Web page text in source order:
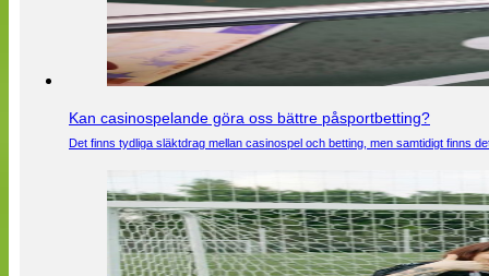
Kan casinospelande göra oss bättre påsportbetting?
Det finns tydliga släktdrag mellan casinospel och betting, men samtidigt finns